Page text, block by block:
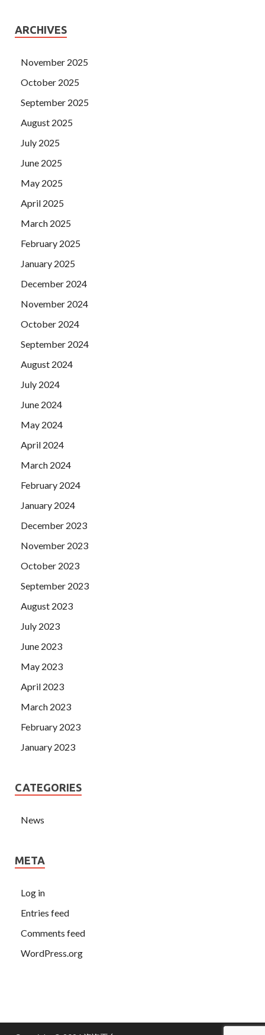
ARCHIVES
November 2025
October 2025
September 2025
August 2025
July 2025
June 2025
May 2025
April 2025
March 2025
February 2025
January 2025
December 2024
November 2024
October 2024
September 2024
August 2024
July 2024
June 2024
May 2024
April 2024
March 2024
February 2024
January 2024
December 2023
November 2023
October 2023
September 2023
August 2023
July 2023
June 2023
May 2023
April 2023
March 2023
February 2023
January 2023
CATEGORIES
News
META
Log in
Entries feed
Comments feed
WordPress.org